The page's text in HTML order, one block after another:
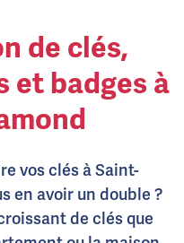
de clés,
et badges à
vos clés à Saint-
en avoir un double ?
de clés que